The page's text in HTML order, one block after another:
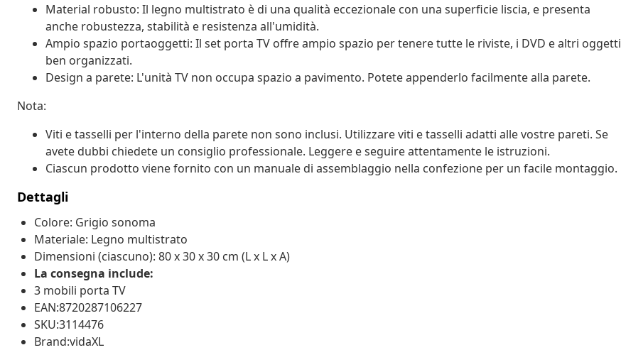
Material robusto: Il legno multistrato è di una qualità eccezionale con una superficie liscia, e presenta
anche robustezza, stabilità e resistenza all'umidità.
Ampio spazio portaoggetti: Il set porta TV offre ampio spazio per tenere tutte le riviste, i DVD e altri oggetti
ben organizzati.
Design a parete: L'unità TV non occupa spazio a pavimento. Potete appenderlo facilmente alla parete.
Nota:
Viti e tasselli per l'interno della parete non sono inclusi. Utilizzare viti e tasselli adatti alle vostre pareti. Se
avete dubbi chiedete un consiglio professionale. Leggere e seguire attentamente le istruzioni.
Ciascun prodotto viene fornito con un manuale di assemblaggio nella confezione per un facile montaggio.
Dettagli
Colore: Grigio sonoma
Materiale: Legno multistrato
Dimensioni (ciascuno): 80 x 30 x 30 cm (L x L x A)
La consegna include:
3 mobili porta TV
EAN:8720287106227
SKU:3114476
Brand:vidaXL